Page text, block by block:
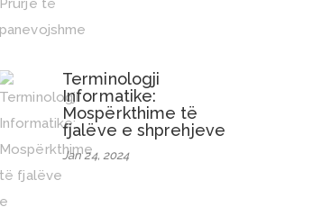
Terminologji
Informatike:
Mospërkthime të
fjalëve e shprehjeve
Jan 24, 2024